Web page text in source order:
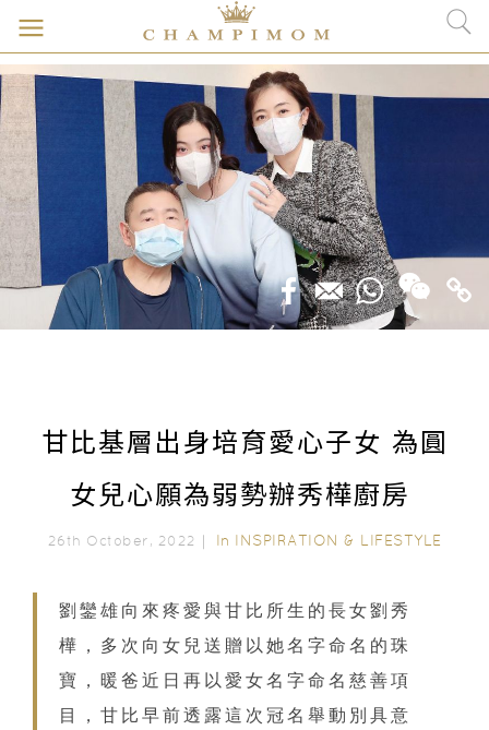
甘比基層出身培育愛心子女 為圓
女兒心願為弱勢辦秀樺廚房
26th October, 2022｜ In INSPIRATION & LIFESTYLE
劉鑾雄向來疼愛與甘比所生的長女劉秀
樺，多次向女兒送贈以她名字命名的珠
寶，暖爸近日再以愛女名字命名慈善項
目，甘比早前透露這次冠名舉動別具意